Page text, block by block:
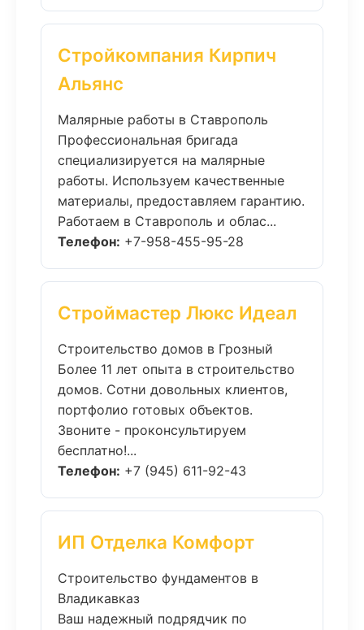
Стройкомпания Кирпич
Альянс
Малярные работы в Ставрополь
Профессиональная бригада
специализируется на малярные
работы. Используем качественные
материалы, предоставляем гарантию.
Работаем в Ставрополь и облас...
Телефон: +7-958-455-95-28
Строймастер Люкс Идеал
Строительство домов в Грозный
Более 11 лет опыта в строительство
домов. Сотни довольных клиентов,
портфолио готовых объектов.
Звоните - проконсультируем
бесплатно!...
Телефон: +7 (945) 611-92-43
ИП Отделка Комфорт
Строительство фундаментов в
Владикавказ
Ваш надежный подрядчик по